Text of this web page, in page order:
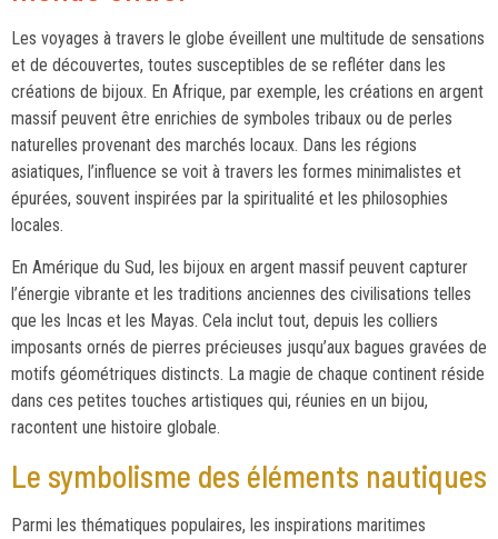
Les voyages à travers le globe éveillent une multitude de sensations
et de découvertes, toutes susceptibles de se refléter dans les
créations de bijoux. En Afrique, par exemple, les créations en argent
massif peuvent être enrichies de symboles tribaux ou de perles
naturelles provenant des marchés locaux. Dans les régions
asiatiques, l’influence se voit à travers les formes minimalistes et
épurées, souvent inspirées par la spiritualité et les philosophies
locales.
En Amérique du Sud, les bijoux en argent massif peuvent capturer
l’énergie vibrante et les traditions anciennes des civilisations telles
que les Incas et les Mayas. Cela inclut tout, depuis les colliers
imposants ornés de pierres précieuses jusqu’aux bagues gravées de
motifs géométriques distincts. La magie de chaque continent réside
dans ces petites touches artistiques qui, réunies en un bijou,
racontent une histoire globale.
Le symbolisme des éléments nautiques
Parmi les thématiques populaires, les inspirations maritimes